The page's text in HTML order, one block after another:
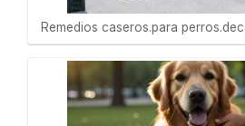
Remedios caseros.para